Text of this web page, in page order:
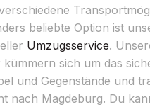
beliebte Option ist
Umzugsservice.
kümmern sich um das
und Gegenstände und
nach Magdeburg. Du